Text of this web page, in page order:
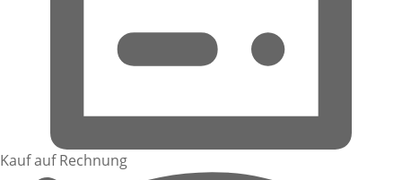
Kauf auf Rechnung